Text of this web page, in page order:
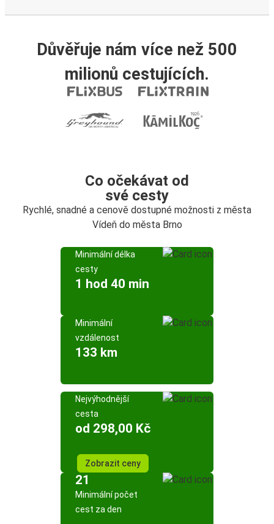
Důvěřuje nám více než 500
milionů cestujících.
Co očekávat od
své cesty
Rychlé, snadné a cenově dostupné možnosti z města
Vídeň do města Brno
Minimální délka
cesty
1 hod 40 min
Minimální
vzdálenost
133 km
Nejvýhodnější
cesta
od 298,00 Kč
Zobrazit ceny
21
Minimální počet
cest za den